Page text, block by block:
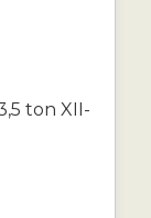
ton XII-